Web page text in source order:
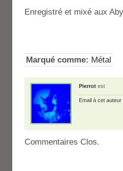
Enregistré et mixé aux
Marqué comme: Métal
Pierrot est
Email à cet auteur
Commentaires Clos.